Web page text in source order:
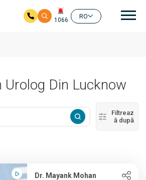
1066
RO
Urolog Din Lucknow
Filtreaz
ă după
Dr. Mayank Mohan